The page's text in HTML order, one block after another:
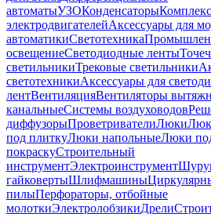
автоматыУЗОКонденсаторы
электродвигателейАксессуары для
автоматикиСветотехника
освещениеСветодиодные ленты
светильникиТрековые светильники
светотехникиАксессуары для
лентВентиляцияВентиляторы
канальныеСистемы воздуховодов
диффузорыПроветривателиЛюки
под плиткуЛюки напольныеЛюки
покраскуСтроительный
инструментЭлектроинструмент
гайковертыШлифмашины
пилыПерфораторы, отбойные
молоткиЭлектролобзикиДрели